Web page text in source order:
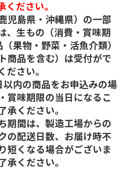
ださい。
児島県・沖縄県）の一部
、生もの（消費・賞味期
果物・野菜・活魚介類）
商品を含む）は受付がで
ださい。
内の商品をお申込みの場
賞味期限の当日になるこ
承ください。
期間は、製造工場からの
の配送日数、お届け時不
短くなる場合がございま
承ください。